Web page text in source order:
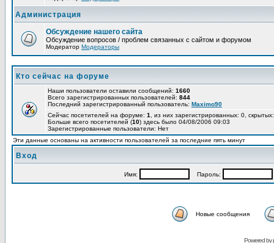
Администрация
Обсуждение нашего сайта
Обсуждение вопросов / проблем связанных с сайтом и форумом
Модератор Модераторы
Кто сейчас на форуме
Наши пользователи оставили сообщений: 1660
Всего зарегистрированных пользователей: 844
Последний зарегистрированный пользователь: Maximo90
Сейчас посетителей на форуме: 1
, из них зарегистрированных: 0,
Больше всего посетителей (10) здесь было 04/08/2006 09:03
Зарегистрированные пользователи: Нет
Эти данные основаны на активности пользователей за последние пять минут
Вход
Имя: Пароль:
Новые сообщения
Powered by